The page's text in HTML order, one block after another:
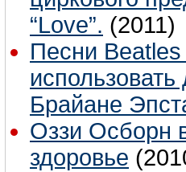
“Love”. (2011)
Песни
Брайане
Оззи Осборн
здоровье